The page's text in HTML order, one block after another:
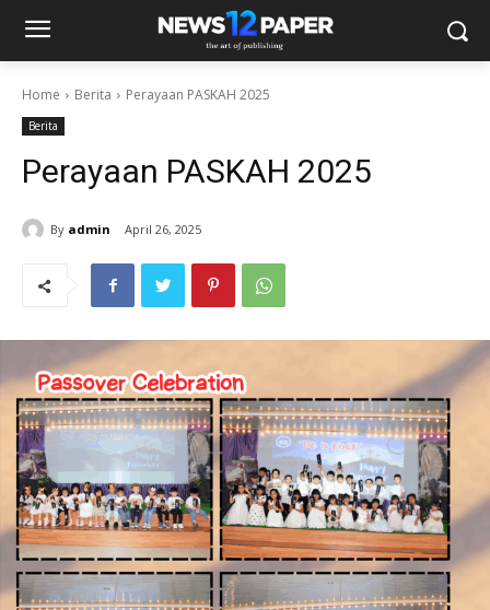
Home Berita Perayaan PASKAH 2025
Berita
Perayaan PASKAH 2025
By admin April 26, 2025